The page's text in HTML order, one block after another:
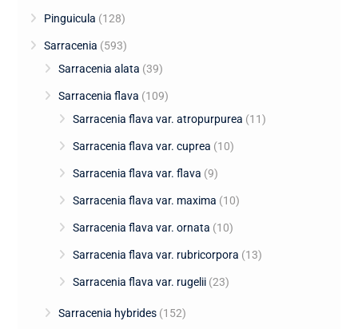
Pinguicula (128)
Sarracenia (593)
Sarracenia alata (39)
Sarracenia flava (109)
Sarracenia flava var. atropurpurea (11)
Sarracenia flava var. cuprea (10)
Sarracenia flava var. flava (9)
Sarracenia flava var. maxima (10)
Sarracenia flava var. ornata (10)
Sarracenia flava var. rubricorpora (13)
Sarracenia flava var. rugelii (23)
Sarracenia hybrides (152)